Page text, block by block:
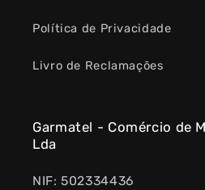
Política de Privacidade
Livro de Reclamações
Garmatel - Comércio de
Lda
NIF: 502334436